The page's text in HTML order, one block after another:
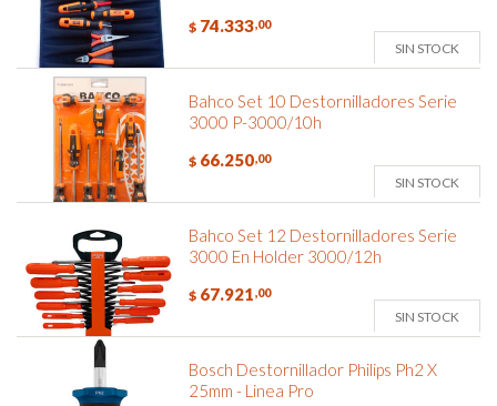
$ 74.333,00
SIN STOCK
Bahco Set 10 Destornilladores Serie
3000 P-3000/10h
$ 66.250,00
SIN STOCK
Bahco Set 12 Destornilladores Serie
3000 En Holder 3000/12h
$ 67.921,00
SIN STOCK
Bosch Destornillador Philips Ph2 X
25mm - Linea Pro